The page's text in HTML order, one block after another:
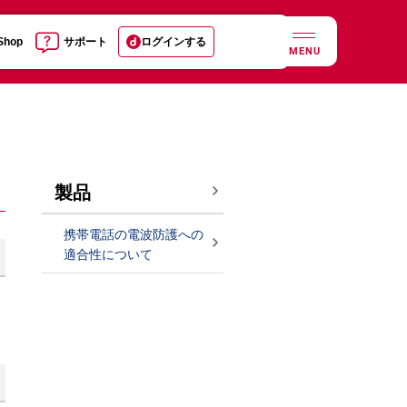
サポート ログインする
MENU
製品
携帯電話の電波防護への
適合性について